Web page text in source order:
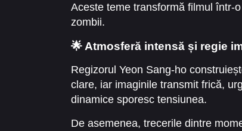
Aceste teme transformă filmul într-
zombii.
🌟 Atmosferă intensă și regie
Regizorul Yeon Sang-ho
clare, iar imaginile transmit frică,
dinamice sporesc tensiunea.
De asemenea, trecerile dintre